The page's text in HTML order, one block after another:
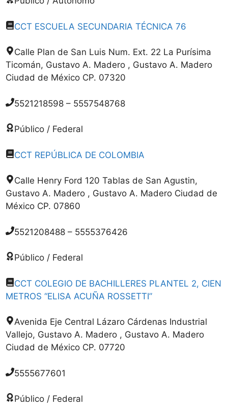
CCT ESCUELA SECUNDARIA TÉCNICA 76
Calle Plan de San Luis Num. Ext. 22 La Purísima
Ticomán, Gustavo A. Madero , Gustavo A. Madero
Ciudad de México CP. 07320
5521218598 – 5557548768
Público / Federal
CCT REPÚBLICA DE COLOMBIA
Calle Henry Ford 120 Tablas de San Agustin,
Gustavo A. Madero , Gustavo A. Madero Ciudad de
México CP. 07860
5521208488 – 5555376426
Público / Federal
CCT COLEGIO DE BACHILLERES PLANTEL 2, CIEN
METROS “ELISA ACUÑA ROSSETTI”
Avenida Eje Central Lázaro Cárdenas Industrial
Vallejo, Gustavo A. Madero , Gustavo A. Madero
Ciudad de México CP. 07720
5555677601
Público / Federal